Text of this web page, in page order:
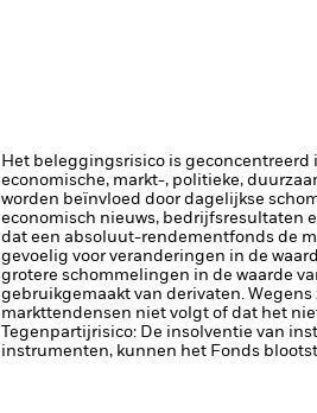
Het beleggingsrisico is geconcentreerd
economische, markt-, politieke,
worden beïnvloed door dagelijkse
economisch nieuws, bedrijfsresultaten
dat een absoluut-rendementfonds de
gevoelig voor veranderingen in de
grotere schommelingen in de waarde
gebruikgemaakt van derivaten.
markttendensen niet volgt of dat het
Tegenpartijrisico: De insolventie van
instrumenten, kunnen het Fonds